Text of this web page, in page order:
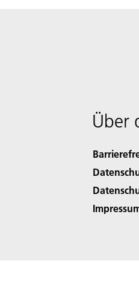
Über